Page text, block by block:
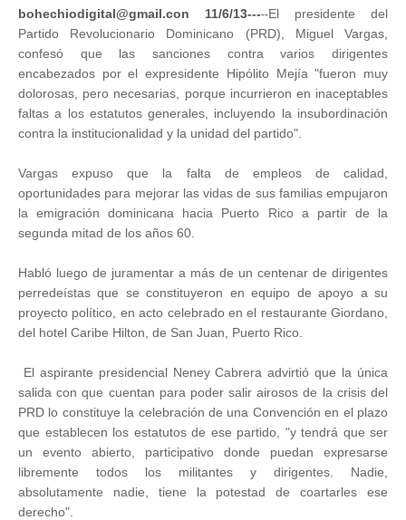
bohechiodigital@gmail.con 11/6/13-----El presidente del
Partido Revolucionario Dominicano (PRD), Miguel Vargas,
confesó que las sanciones contra varios dirigentes
encabezados por el expresidente Hipólito Mejía "fueron muy
dolorosas, pero necesarias, porque incurrieron en inaceptables
faltas a los estatutos generales, incluyendo la insubordinación
contra la institucionalidad y la unidad del partido".
Vargas expuso que la falta de empleos de calidad,
oportunidades para mejorar las vidas de sus familias empujaron
la emigración dominicana hacia Puerto Rico a partir de la
segunda mitad de los años 60.
Habló luego de juramentar a más de un centenar de dirigentes
perredeístas que se constituyeron en equipo de apoyo a su
proyecto político, en acto celebrado en el restaurante Giordano,
del hotel Caribe Hilton, de San Juan, Puerto Rico.
El aspirante presidencial Neney Cabrera advirtió que la única
salida con que cuentan para poder salir airosos de la crisis del
PRD lo constituye la celebración de una Convención en el plazo
que establecen los estatutos de ese partido, "y tendrá que ser
un evento abierto, participativo donde puedan expresarse
libremente todos los militantes y dirigentes. Nadie,
absolutamente nadie, tiene la potestad de coartarles ese
derecho".